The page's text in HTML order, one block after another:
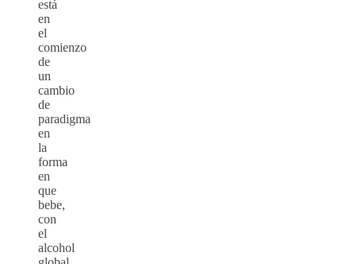
está
en
el
comienzo
de
un
cambio
de
paradigma
en
la
forma
en
que
bebe,
con
el
alcohol